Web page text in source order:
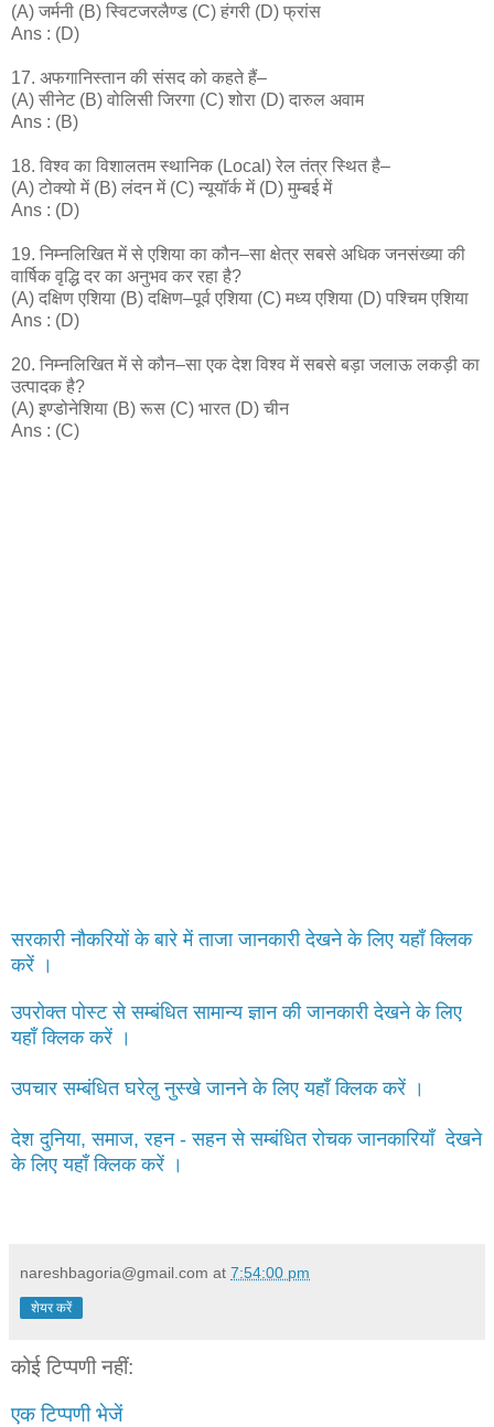
(A) जर्मनी (B) स्विटजरलैण्ड (C) हंगरी (D) फ्रांस
Ans : (D)
17. अफगानिस्तान की संसद को कहते हैं–
(A) सीनेट (B) वोलिसी जिरगा (C) शोरा (D) दारुल अवाम
Ans : (B)
18. विश्व का विशालतम स्थानिक (Local) रेल तंत्र स्थित है–
(A) टोक्यो में (B) लंदन में (C) न्यूयॉर्क में (D) मुम्बई में
Ans : (D)
19. निम्नलिखित में से एशिया का कौन–सा क्षेत्र सबसे अधिक जनसंख्या की
वार्षिक वृ​द्धि दर का अनुभव कर रहा है?
(A) दक्षिण एशिया (B) दक्षिण–पूर्व एशिया (C) मध्य एशिया (D) पश्चिम एशिया
Ans : (D)
20. निम्नलिखित में से कौन–सा एक देश विश्व में सबसे बड़ा जलाऊ लकड़ी का
उत्पादक है?
(A) इण्डोनेशिया (B) रूस (C) भारत (D) चीन
Ans : (C)
सरकारी नौकरियों के बारे में ताजा जानकारी देखने के लिए यहाँ क्लिक
करें ।
उपरोक्त पोस्ट से सम्बंधित सामान्य ज्ञान की जानकारी देखने के लिए
यहाँ क्लिक करें ।
उपचार सम्बंधित घरेलु नुस्खे जानने के लिए यहाँ क्लिक करें ।
देश दुनिया, समाज, रहन - सहन से सम्बंधित रोचक जानकारियाँ देखने
के लिए यहाँ क्लिक करें ।
nareshbagoria@gmail.com at 7:54:00 pm
शेयर करें
कोई टिप्पणी नहीं:
एक टिप्पणी भेजें